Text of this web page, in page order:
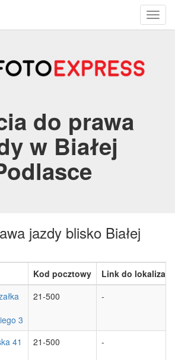
do prawa
w Białej
jazdy blisko Białej
Kod pocztowy
Link do lokalizacji
3
21-500 -
41 21-500 -